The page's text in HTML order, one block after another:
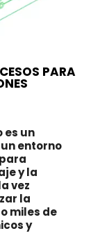
PARA
es un
entorno
y la
vez
la
miles de
y